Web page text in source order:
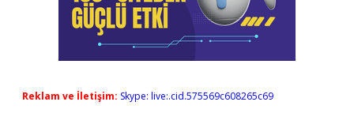
Reklam ve İletişim: Skype: live:.cid.575569c608265c69